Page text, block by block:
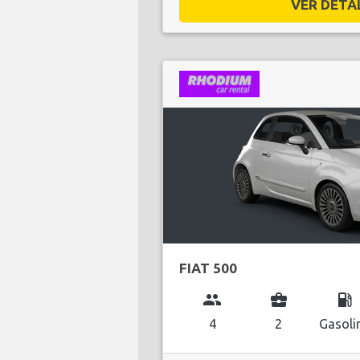
VER
FIAT 500
group
4
business_center
2
local_gas_station